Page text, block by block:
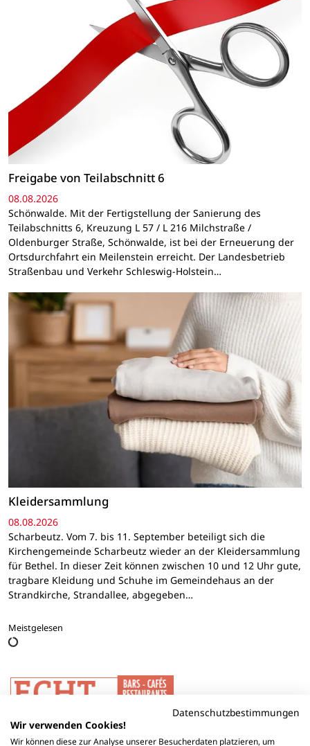
Freigabe von Teilabschnitt 6
08.08.2026
Schönwalde. Mit der Fertigstellung der Sanierung des
Teilabschnitts 6, Kreuzung L 57 / L 216 Milchstraße /
Oldenburger Straße, Schönwalde, ist bei der Erneuerung der
Ortsdurchfahrt ein Meilenstein erreicht. Der Landesbetrieb
Straßenbau und Verkehr Schleswig-Holstein…
Kleidersammlung
08.08.2026
Scharbeutz. Vom 7. bis 11. September beteiligt sich die
Kirchengemeinde Scharbeutz wieder an der Kleidersammlung
für Bethel. In dieser Zeit können zwischen 10 und 12 Uhr gute,
tragbare Kleidung und Schuhe im Gemeindehaus an der
Strandkirche, Strandallee, abgegeben…
Meistgelesen
Datenschutzbestimmungen
Wir verwenden Cookies!
Wir können diese zur Analyse unserer Besucherdaten platzieren, um